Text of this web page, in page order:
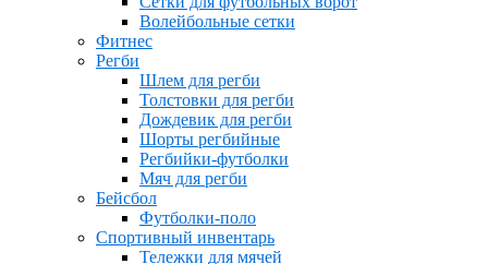
Волейбольные сетки
Фитнес
Регби
Шлем для регби
Толстовки для регби
Дождевик для регби
Шорты регбийные
Регбийки-футболки
Мяч для регби
Бейсбол
Футболки-поло
Спортивный инвентарь
Тележки для мячей